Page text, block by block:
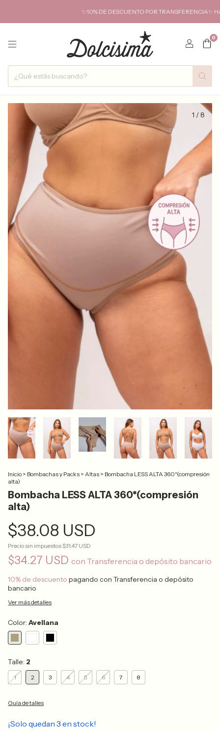
✨10% DE DESCUENTO POR TRANSFERENCIA✨
0
1 /8
Inicio > Bombachas y Packs > Altas > Bombacha LESS ALTA 360*(compresión
alta)
Bombacha LESS ALTA 360*(compresión
alta)
$38.08 USD
Precio sin impuestos $31.47 USD
$34.27 USD con Transferencia o depósito bancario
10% de descuento pagando con Transferencia o depósito
bancario
Ver más detalles
Color: Avellana
Talle: 2
1 2 3 4 5 6 7 8
Guía de talles
¡Solo quedan 3 en stock!